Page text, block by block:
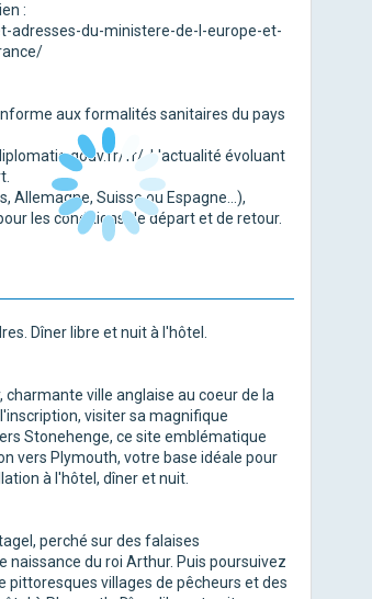
:
du-ministere-de-l-europe-et-
aux formalités sanitaires du pays
fr/. L'actualité évoluant
Allemagne, Suisse ou Espagne...),
les conditions de départ et de retour.
Dîner libre et nuit à l'hôtel.
ville anglaise au coeur de la
visiter sa magnifique
Stonehenge, ce site emblématique
vers Plymouth, votre base idéale pour
à l'hôtel, dîner et nuit.
perché sur des falaises
du roi Arthur. Puis poursuivez
pittoresques villages de pêcheurs et des